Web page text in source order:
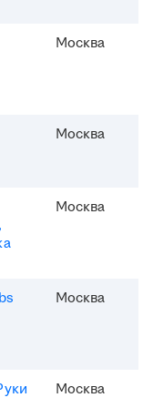
Москва
Москва
Москва
Москва
Москва